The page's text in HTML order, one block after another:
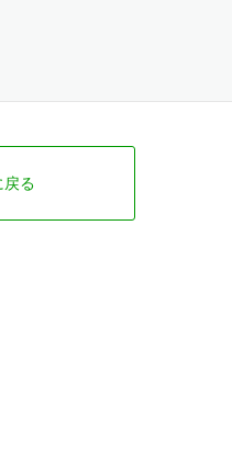
戻る